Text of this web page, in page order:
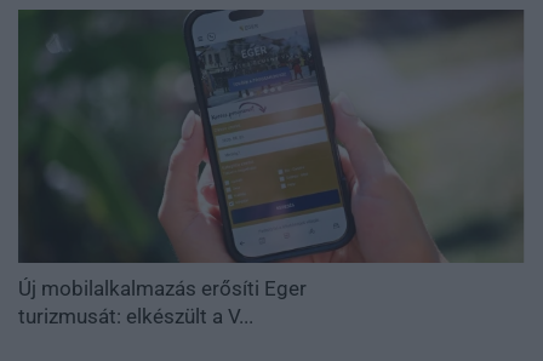
Új mobilalkalmazás erősíti Eger
turizmusát: elkészült a V...